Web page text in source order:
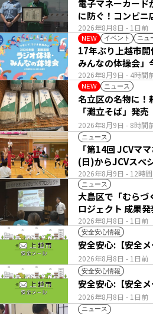
2026年8月8日 - 1日前
電子マネーカー
に防ぐ！コンビニ
NEW イベント ニュ
2026年8月9日 - 4時間
17年ぶり上越市
みんなの体操会
NEW ニュース
2026年8月9日 - 8時間
名立区の名物に！
「灘立そば」発売
ニュース
2026年8月9日 - 12時
「第14回 JCVマ
(日)からJCVスペ
ニュース
2026年8月8日 - 1日前
大島区で「むらづ
ロジェクト 成果
安全安心情報
2026年8月8日 - 1日前
安全安心:【安全
安全安心情報
2026年8月8日 - 1日前
安全安心:【安全
ニュース